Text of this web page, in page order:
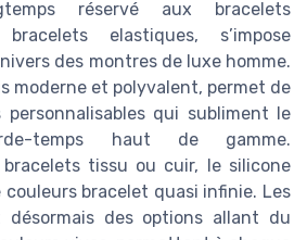
réservé aux bracelets
elastiques, s’impose
des montres de luxe homme.
moderne et polyvalent, permet de
personnalisables qui subliment le
temps haut de gamme.
tissu ou cuir, le silicone
bracelet quasi infinie. Les
désormais des options allant du